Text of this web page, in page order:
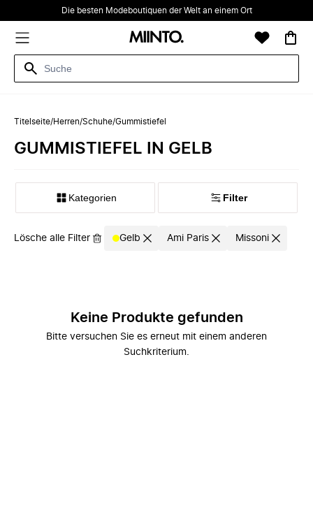
Die besten Modeboutiquen der Welt an einem Ort
Titelseite/Herren/Schuhe/Gummistiefel
GUMMISTIEFEL IN GELB
Kategorien Filter
Lösche alle Filter Gelb Ami Paris Missoni
Keine Produkte gefunden
Bitte versuchen Sie es erneut mit einem anderen
Suchkriterium.